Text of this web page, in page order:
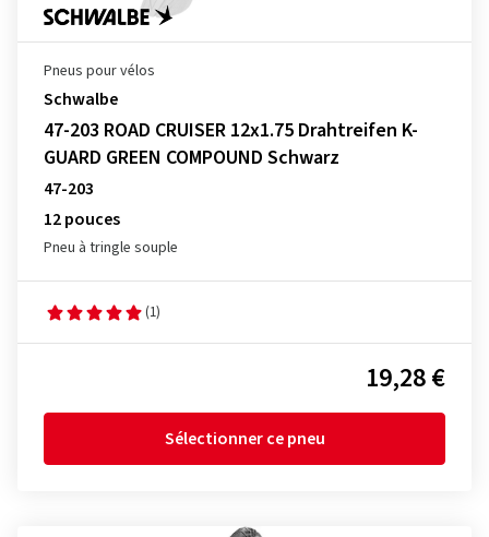
Pneus pour vélos
Schwalbe
47-203 ROAD CRUISER 12x1.75 Drahtreifen K-
GUARD GREEN COMPOUND Schwarz
47-203
12 pouces
Pneu à tringle souple
(1)
19,28 €
Sélectionner ce pneu